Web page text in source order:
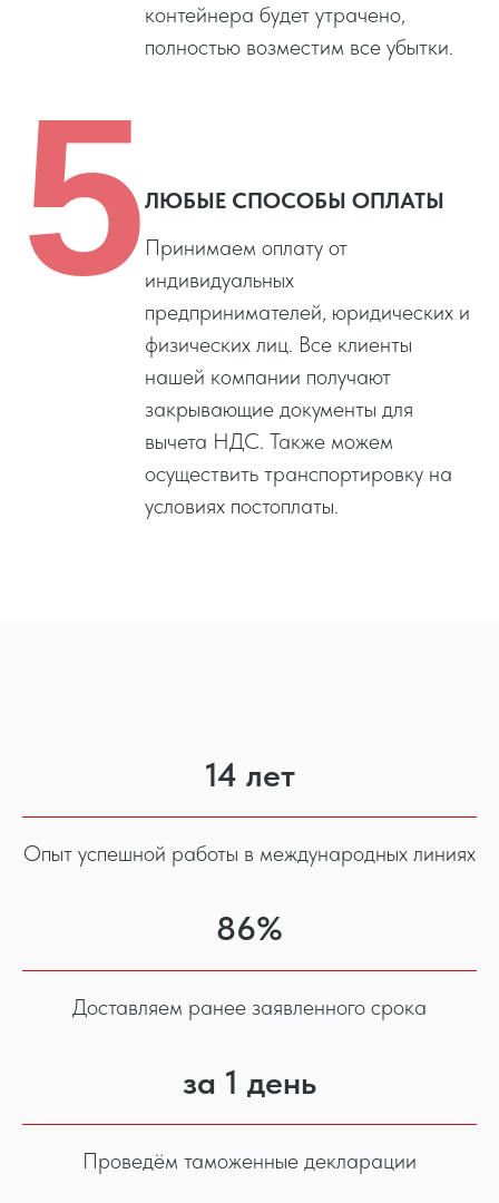
контейнера будет утрачено,
полностью возместим все убытки.
ЛЮБЫЕ СПОСОБЫ ОПЛАТЫ
Принимаем оплату от
индивидуальных
предпринимателей, юридических и
физических лиц. Все клиенты
нашей компании получают
закрывающие документы для
вычета НДС. Также можем
осуществить транспортировку на
условиях постоплаты.
5
14 лет
Опыт успешной работы в международных линиях
86%
Доставляем ранее заявленного срока
за 1 день
Проведём таможенные декларации